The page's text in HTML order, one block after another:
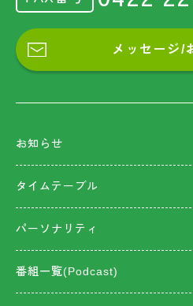
メッセージ/
お知らせ
タイムテーブル
パーソナリティ
番組一覧(Podcast)